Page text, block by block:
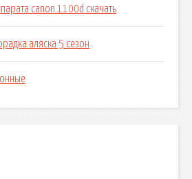
canon 1100d скачать
аляска 5 сезон